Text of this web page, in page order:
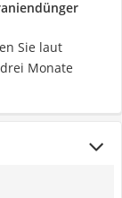
Sie laut
Monate